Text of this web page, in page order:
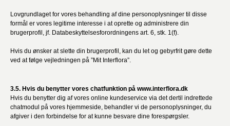
Lovgrundlaget for vores behandling af dine personoplysninger til disse
formål er vores legitime interesse i at oprette og administrere din
brugerprofil, jf. Databeskyttelsesforordningens art. 6, stk. 1(f).
Hvis du ønsker at slette din brugerprofil, kan du let og gebyrfrit gøre dette
ved at følge vejledningen på ”Mit Interflora”.
3.5. Hvis du benytter vores chatfunktion på www.interflora.dk
Hvis du benytter dig af vores online kundeservice via det dertil indrettede
chatmodul på vores hjemmeside, behandler vi de personoplysninger, du
afgiver i den forbindelse for at kunne besvare dine forespørgsler.